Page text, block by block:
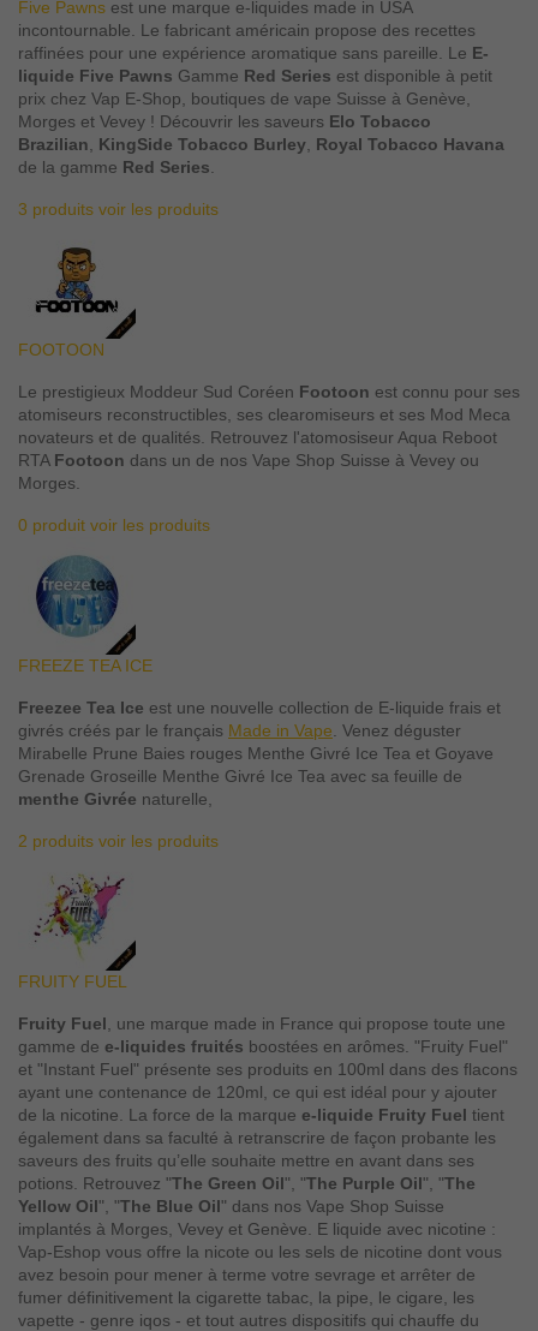
Five Pawns est une marque e-liquides made in USA
incontournable. Le fabricant américain propose des recettes
raffinées pour une expérience aromatique sans pareille. Le E-
liquide Five Pawns Gamme Red Series est disponible à petit
prix chez Vap E-Shop, boutiques de vape Suisse à Genève,
Morges et Vevey ! Découvrir les saveurs Elo Tobacco
Brazilian
KingSide Tobacco Burley Royal Tobacco Havana
de la gamme Red Series
3 produits voir les produits
FOOTOON
Le prestigieux Moddeur Sud Coréen Footoon est connu pour ses
atomiseurs reconstructibles, ses clearomiseurs et ses Mod Meca
novateurs et de qualités. Retrouvez l'atomosiseur Aqua Reboot
RTA Footoon dans un de nos Vape Shop Suisse à Vevey ou
Morges.
0 produit voir les produits
FREEZE TEA ICE
Freezee Tea Ice est une nouvelle collection de E-liquide frais et
givrés créés par le français Made in Vape . Venez déguster
Mirabelle Prune Baies rouges Menthe Givré Ice Tea et Goyave
Grenade Groseille Menthe Givré Ice Tea avec sa feuille de
menthe Givrée naturelle,
2 produits voir les produits
FRUITY FUEL
Fruity Fuel , une marque made in France qui propose toute une
gamme de e-liquides fruités boostées en arômes. "Fruity Fuel"
et "Instant Fuel" présente ses produits en 100ml dans des flacons
ayant une contenance de 120ml, ce qui est idéal pour y ajouter
de la nicotine. La force de la marque e-liquide Fruity Fuel tient
également dans sa faculté à retranscrire de façon probante les
saveurs des fruits qu’elle souhaite mettre en avant dans ses
potions. Retrouvez "The Green Oil", "The Purple Oil", "The
Yellow Oil", "The Blue Oil" dans nos Vape Shop Suisse
implantés à Morges, Vevey et Genève. E liquide avec nicotine :
Vap-Eshop vous offre la nicote ou les sels de nicotine dont vous
avez besoin pour mener à terme votre sevrage et arrêter de
fumer définitivement la cigarette tabac, la pipe, le cigare, les
vapette - genre iqos - et tout autres dispositifs qui chauffe du